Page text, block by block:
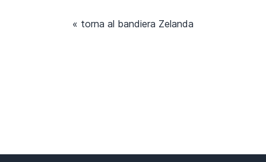
« torna al bandiera Zelanda